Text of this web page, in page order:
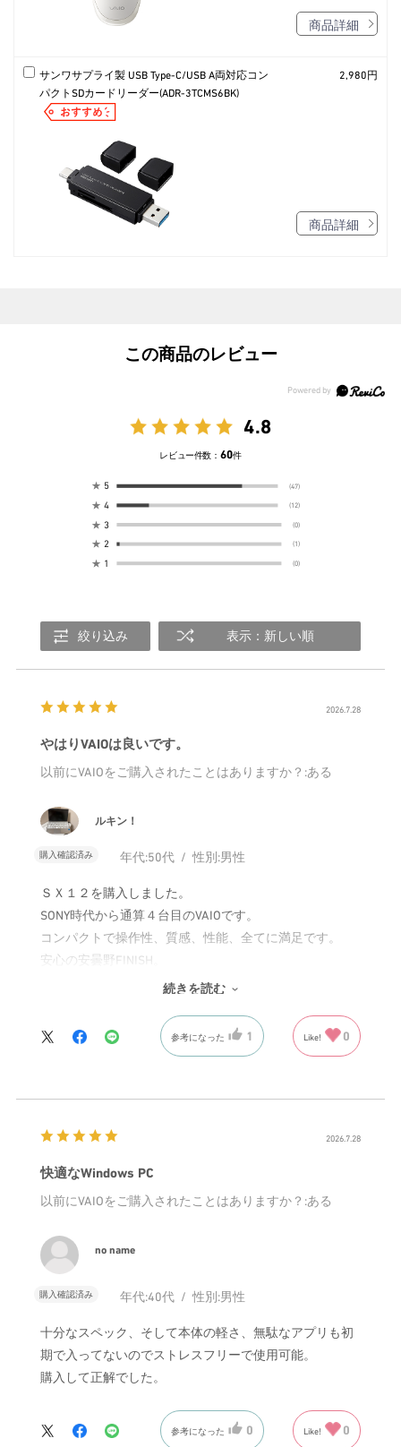
商品詳細
サンワサプライ製 USB Type-C/USB A両対応コン
パクトSDカードリーダー(ADR-3TCMS6BK)
2,980円
商品詳細
この商品のレビュー
4.8
レビュー件数： 60件
★ 5 (47)
★ 4 (12)
★ 3 (0)
★ 2 (1)
★ 1 (0)
絞り込み 表示：新しい順
2026.7.28
やはりVAIOは良いです。
以前にVAIOをご購入されたことはありますか？ :ある
ルキン！
購入確認済み 年代:50代 性別:男性
ＳＸ１２を購入しました。
SONY時代から通算４台目のVAIOです。
コンパクトで操作性、質感、性能、全てに満足です。
安心の安曇野FINISH。
続きを読む
参考になった 1 Like! 0
2026.7.28
快適なWindows PC
以前にVAIOをご購入されたことはありますか？ :ある
no name
購入確認済み 年代:40代 性別:男性
十分なスペック、そして本体の軽さ、無駄なアプリも初
期で入ってないのでストレスフリーで使用可能。
購入して正解でした。
参考になった 0 Like! 0